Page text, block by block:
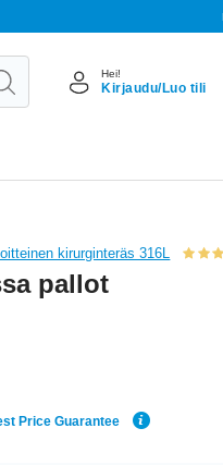
Hei!
Kirjaudu/Luo tili
kirurginteräs 316L
pallot
Price Guarantee